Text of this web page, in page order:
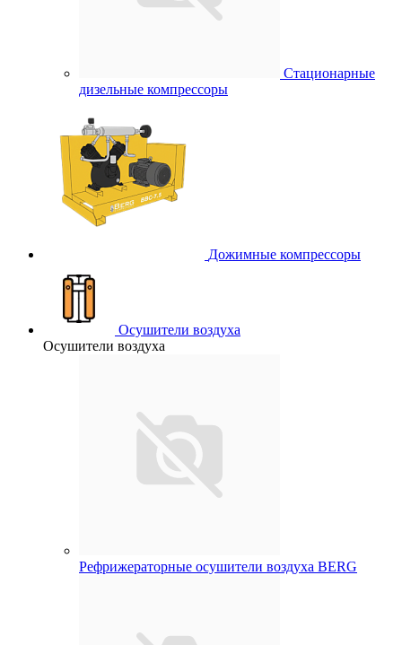
Стационарные
дизельные компрессоры
Дожимные компрессоры
Осушители воздуха
Осушители воздуха
Рефрижераторные осушители воздуха BERG